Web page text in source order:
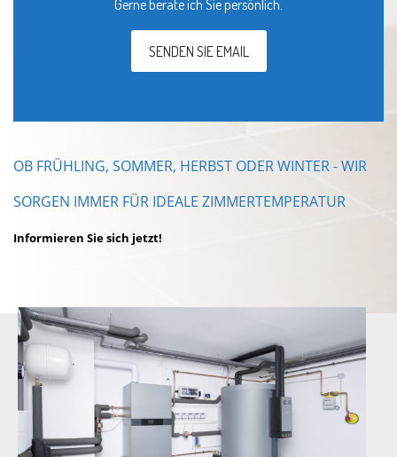
Gerne berate ich Sie persönlich.
SENDEN SIE EMAIL
OB FRÜHLING, SOMMER, HERBST ODER WINTER - WIR
SORGEN IMMER FÜR IDEALE ZIMMERTEMPERATUR
Informieren Sie sich jetzt!